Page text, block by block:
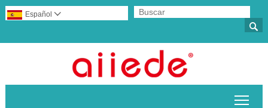

Español 